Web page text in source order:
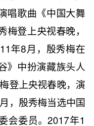
唱歌曲《中国大舞
登上央视春晚，
年8月，殷秀梅在
》中扮演藏族头人
登上央视春晚，演
，殷秀梅当选中国
会委员。2017年1